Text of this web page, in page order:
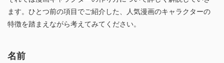
ます。ひとつ前の項目でご紹介した、人気漫画のキャラクターの
特徴を踏まえながら考えてみてください。
名前